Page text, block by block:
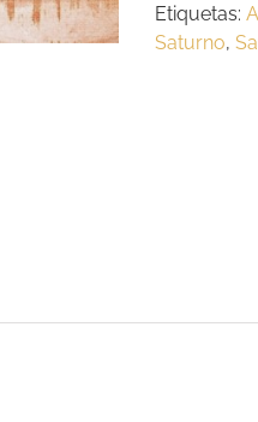
Etiquetas:
Saturno,